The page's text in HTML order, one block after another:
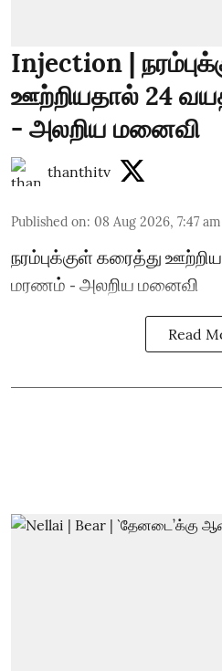
Injection |
ஊற்றியதால் 24
- அலறிய மனைவி
thanthitv
Published on: 08 Aug 2026, 7:47 am
நரம்புக்குள் கரைத்து
மரணம் - அலறிய மனைவி
Read